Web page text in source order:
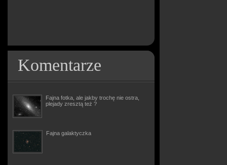
Komentarze
Fajna fotka, ale jakby trochę nie ostra,
plejady zresztą też ?
Fajna galaktyczka